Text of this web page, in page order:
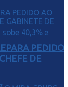
PEDIDO
DE